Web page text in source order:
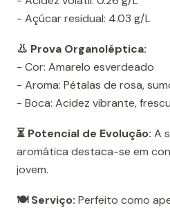
- Açúcar residual: 4.03 g/L
👃 Prova Organoléptica:
- Cor: Amarelo esverdeado
- Aroma: Pétalas de rosa,
- Boca: Acidez vibrante,
⏳ Potencial de Evolução: A
aromática destaca-se em
jovem.
🍽️ Serviço: Perfeito como